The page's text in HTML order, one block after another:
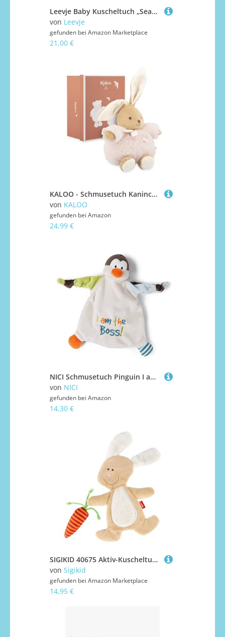
Leevje Baby Kuscheltuch „Seashell“ aus Bio-Musselin – Extra weiches und atmungsaktives Schnuffeltuch Baby – Schmusetuch Geschenk für Babys & Neugeborene – mit angenähtem Muschel-Kuscheltier
von Leevje
gefunden bei Amazon Marketplace
21,00 €
KALOO - Schmusetuch Kaninchen Rosa 17cm - Ultraweiches und Flauschiges Plüschtier für Babys - Zärtlicher Begleiter ab der Geburt - Ideale Größe für kleine Hände - Geschenk zur Geburt - K214017
von KALOO
gefunden bei Amazon
24,99 €
NICI Schmusetuch Pinguin I am The Boss! 25x25 cm – Schnuffeltuch ab 0+ Monaten – Kuscheltuch für Babys & Kleinkinder – Baby Kuscheltier/Schnuffeltuch – Schmusetuch für Mädchen & Jungen
von NICI
gefunden bei Amazon
14,30 €
SIGIKID 40675 Aktiv-Kuscheltuch Hase PlayQ Mädchen und Jungen Babyspielzeug empfohlen ab Geburt beige
von Sigikid
gefunden bei Amazon Marketplace
14,95 €